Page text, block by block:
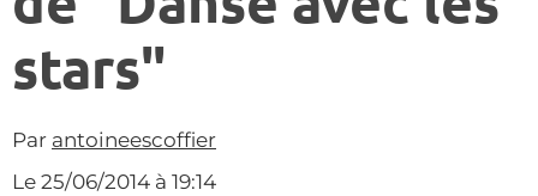
stars"
Par antoineescoffier
Le 25/06/2014 à 19:14